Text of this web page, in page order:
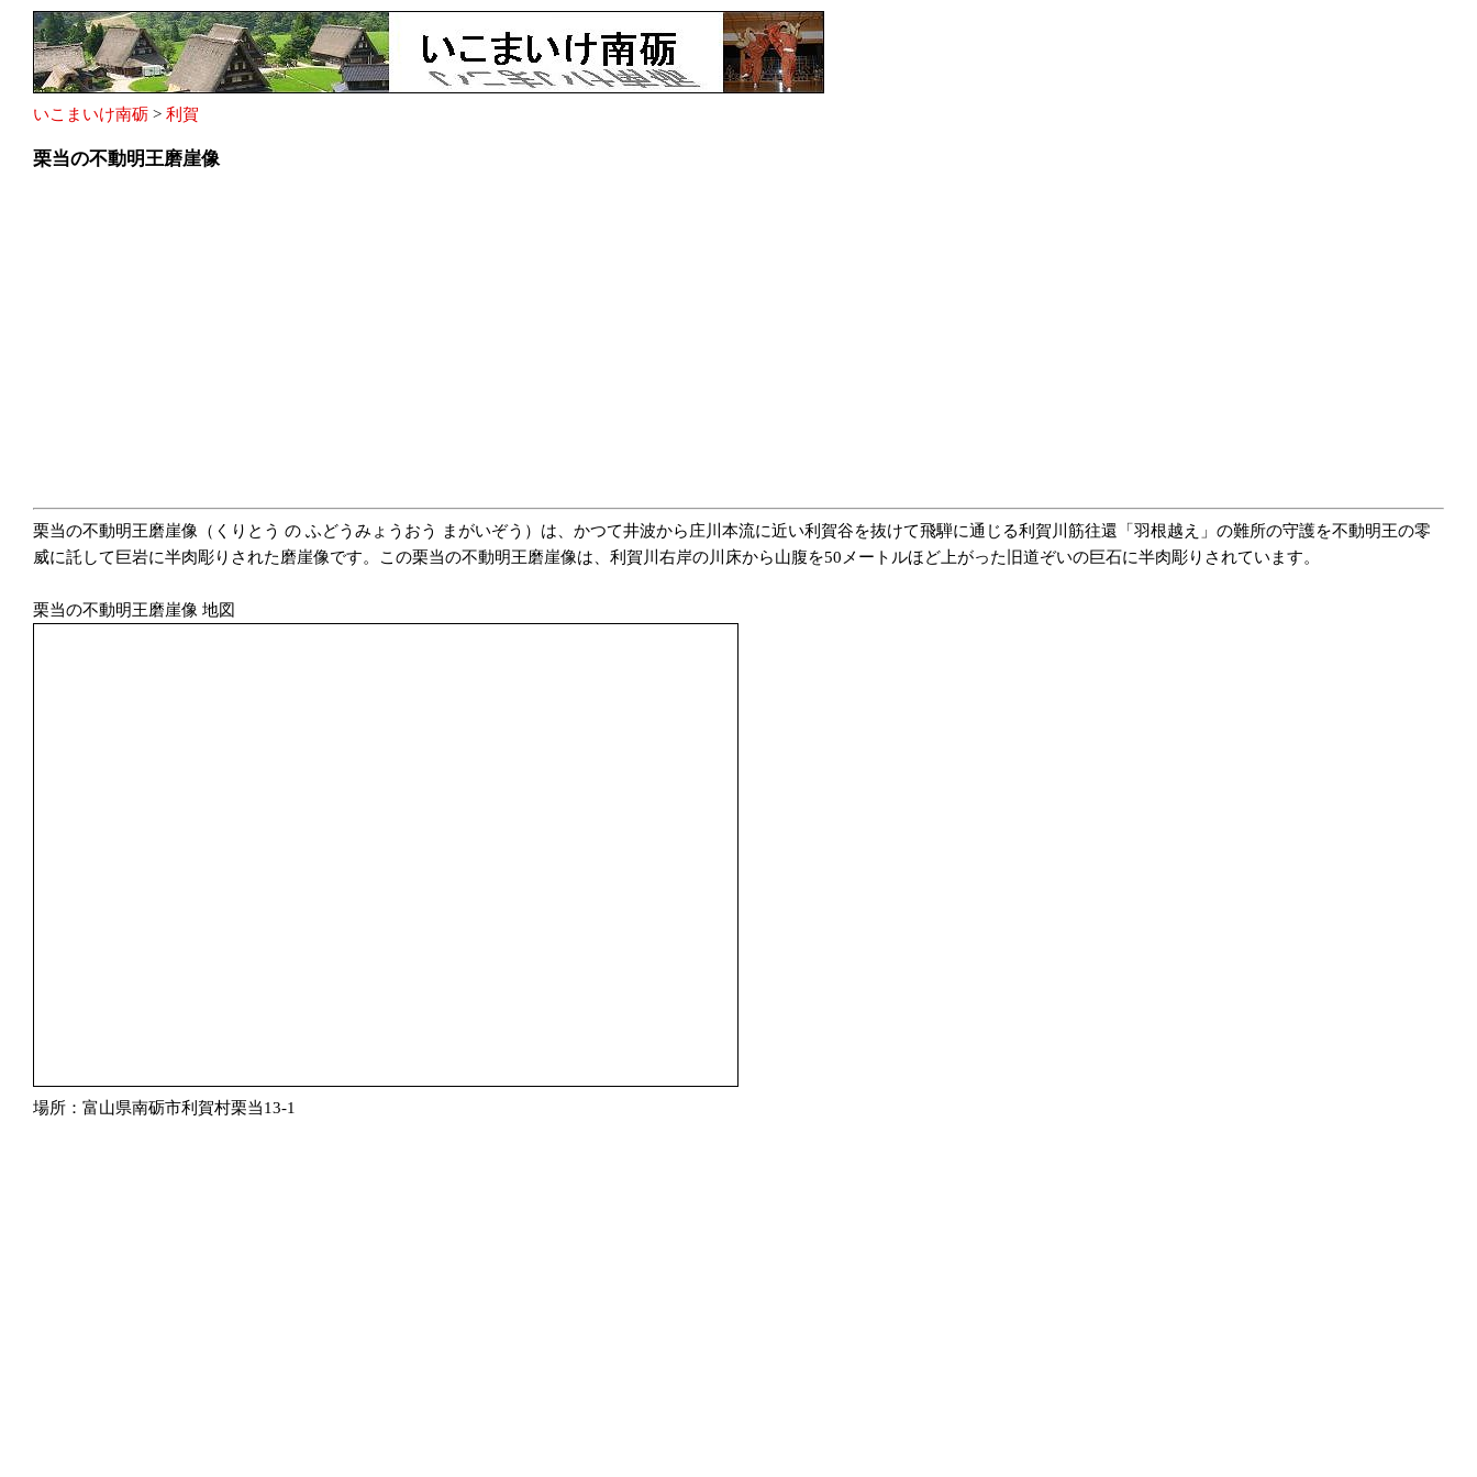
いこまいけ南砺 > 利賀
栗当の不動明王磨崖像
栗当の不動明王磨崖像（くりとう の ふどうみょうおう まがいぞう）は、かつて井波から庄川本流に近い利賀谷を抜けて飛騨に通じる利賀川筋往還「羽根越え」の難所の守護を不動明王の零
威に託して巨岩に半肉彫りされた磨崖像です。この栗当の不動明王磨崖像は、利賀川右岸の川床から山腹を50メートルほど上がった旧道ぞいの巨石に半肉彫りされています。
栗当の不動明王磨崖像 地図
場所：富山県南砺市利賀村栗当13-1